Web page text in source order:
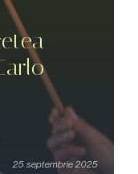
25 septembrie 2025